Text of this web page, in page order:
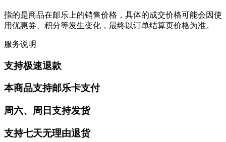
指的是商品在邮乐上的销售价格，具体的成交价格可能会因使
用优惠券、积分等发生变化，最终以订单结算页价格为准。
服务说明
支持极速退款
本商品支持邮乐卡支付
周六、周日支持发货
支持七天无理由退货